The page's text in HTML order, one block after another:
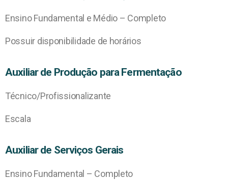
Ensino Fundamental e Médio – Completo
Possuir disponibilidade de horários
Auxiliar de Produção para Fermentação
Técnico/Profissionalizante
Escala
Auxiliar de Serviços Gerais
Ensino Fundamental – Completo